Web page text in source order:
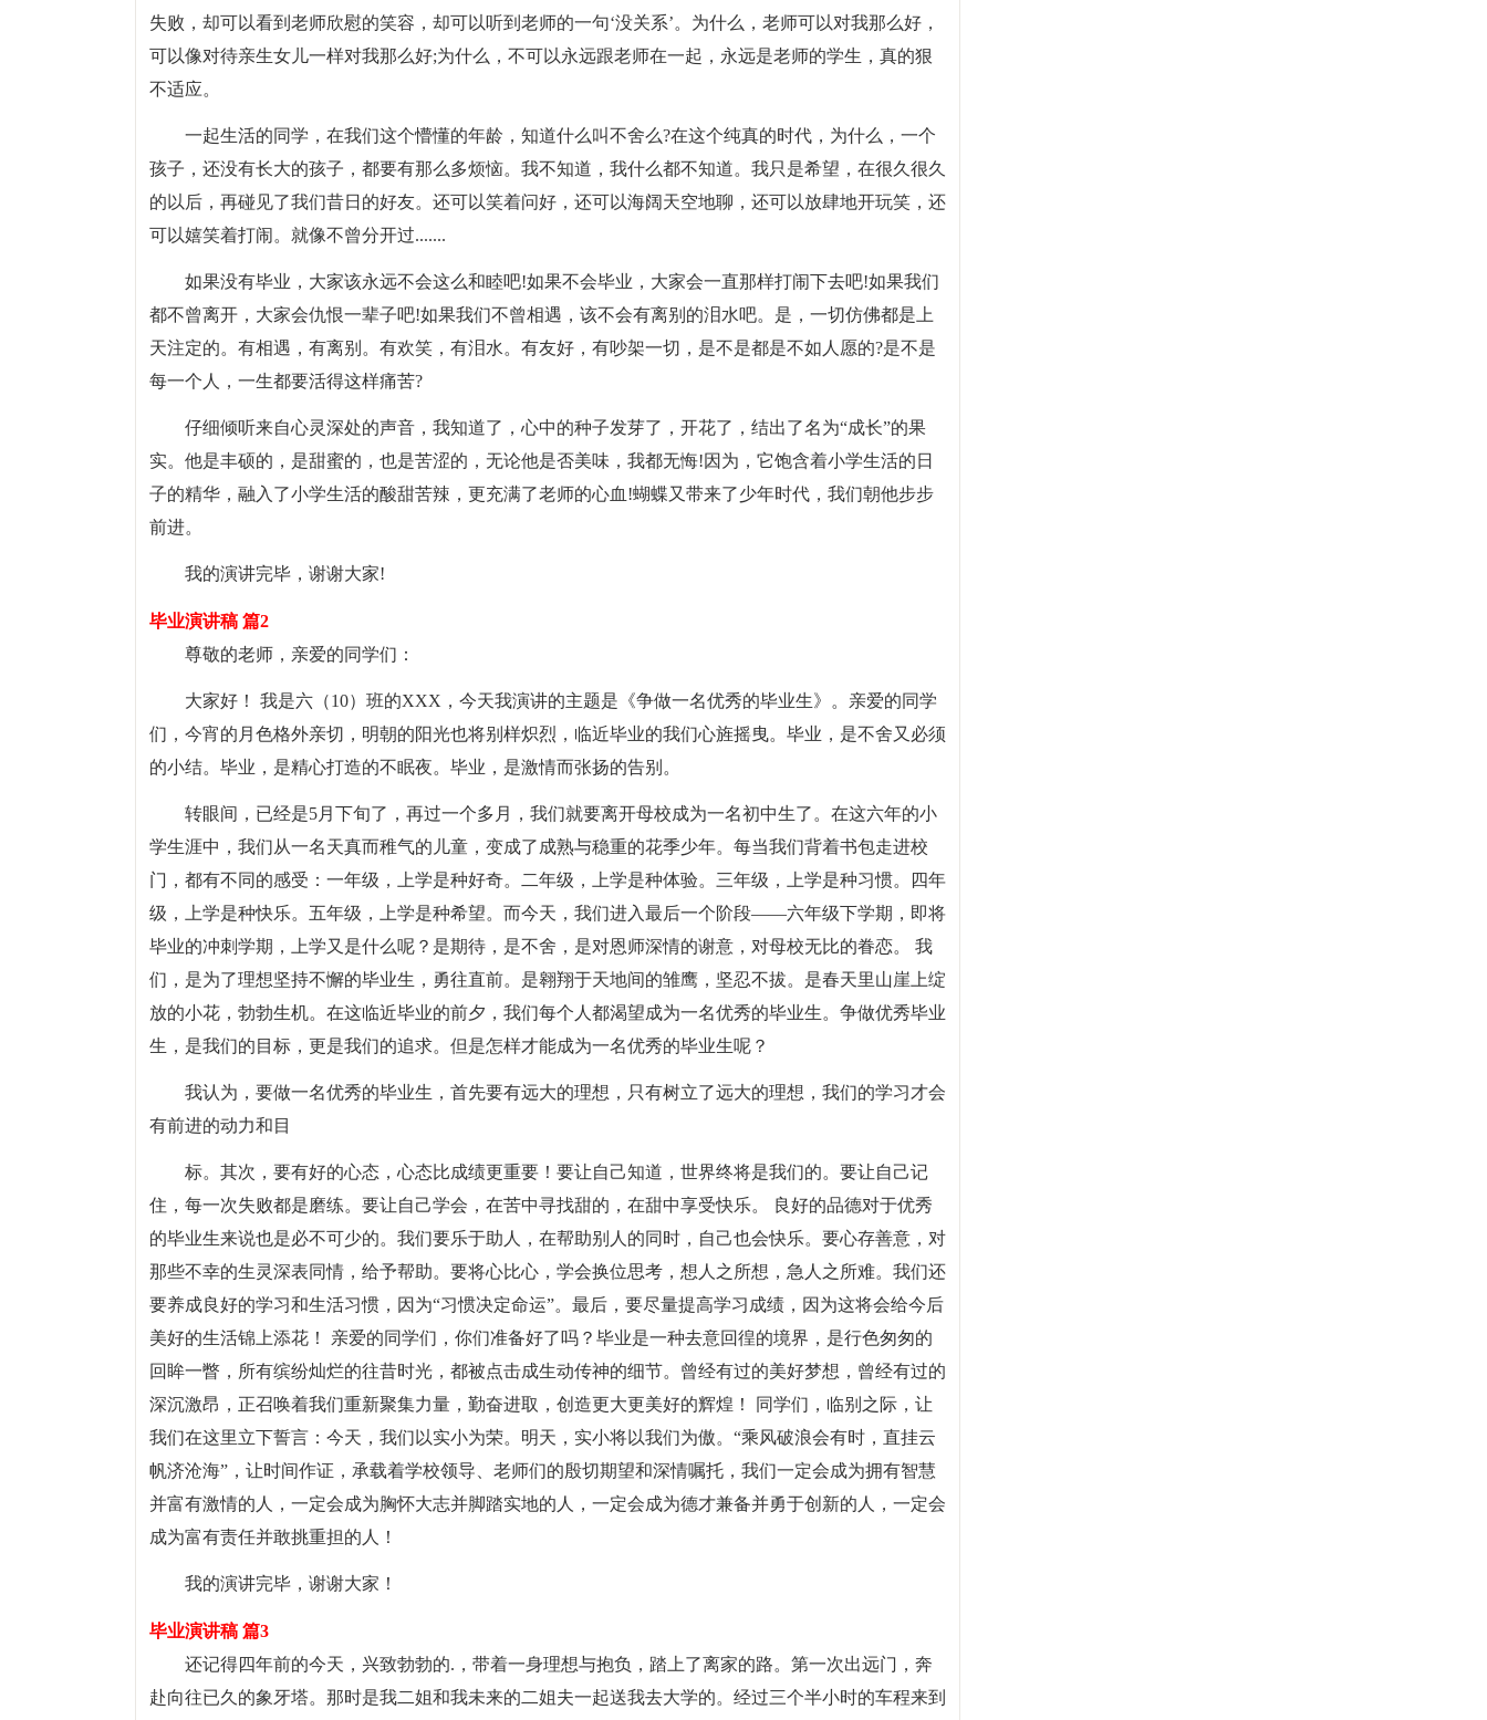
失败，却可以看到老师欣慰的笑容，却可以听到老师的一句‘没关系’。为什么，老师可以对我那么好，
可以像对待亲生女儿一样对我那么好;为什么，不可以永远跟老师在一起，永远是老师的学生，真的狠
不适应。
一起生活的同学，在我们这个懵懂的年龄，知道什么叫不舍么?在这个纯真的时代，为什么，一个
孩子，还没有长大的孩子，都要有那么多烦恼。我不知道，我什么都不知道。我只是希望，在很久很久
的以后，再碰见了我们昔日的好友。还可以笑着问好，还可以海阔天空地聊，还可以放肆地开玩笑，还
可以嬉笑着打闹。就像不曾分开过.......
如果没有毕业，大家该永远不会这么和睦吧!如果不会毕业，大家会一直那样打闹下去吧!如果我们
都不曾离开，大家会仇恨一辈子吧!如果我们不曾相遇，该不会有离别的泪水吧。是，一切仿佛都是上
天注定的。有相遇，有离别。有欢笑，有泪水。有友好，有吵架一切，是不是都是不如人愿的?是不是
每一个人，一生都要活得这样痛苦?
仔细倾听来自心灵深处的声音，我知道了，心中的种子发芽了，开花了，结出了名为“成长”的果
实。他是丰硕的，是甜蜜的，也是苦涩的，无论他是否美味，我都无悔!因为，它饱含着小学生活的日
子的精华，融入了小学生活的酸甜苦辣，更充满了老师的心血!蝴蝶又带来了少年时代，我们朝他步步
前进。
我的演讲完毕，谢谢大家!
毕业演讲稿 篇2
尊敬的老师，亲爱的同学们：
大家好！ 我是六（10）班的XXX，今天我演讲的主题是《争做一名优秀的毕业生》。亲爱的同学
们，今宵的月色格外亲切，明朝的阳光也将别样炽烈，临近毕业的我们心旌摇曳。毕业，是不舍又必须
的小结。毕业，是精心打造的不眠夜。毕业，是激情而张扬的告别。
转眼间，已经是5月下旬了，再过一个多月，我们就要离开母校成为一名初中生了。在这六年的小
学生涯中，我们从一名天真而稚气的儿童，变成了成熟与稳重的花季少年。每当我们背着书包走进校
门，都有不同的感受：一年级，上学是种好奇。二年级，上学是种体验。三年级，上学是种习惯。四年
级，上学是种快乐。五年级，上学是种希望。而今天，我们进入最后一个阶段——六年级下学期，即将
毕业的冲刺学期，上学又是什么呢？是期待，是不舍，是对恩师深情的谢意，对母校无比的眷恋。 我
们，是为了理想坚持不懈的毕业生，勇往直前。是翱翔于天地间的雏鹰，坚忍不拔。是春天里山崖上绽
放的小花，勃勃生机。在这临近毕业的前夕，我们每个人都渴望成为一名优秀的毕业生。争做优秀毕业
生，是我们的目标，更是我们的追求。但是怎样才能成为一名优秀的毕业生呢？
我认为，要做一名优秀的毕业生，首先要有远大的理想，只有树立了远大的理想，我们的学习才会
有前进的动力和目
标。其次，要有好的心态，心态比成绩更重要！要让自己知道，世界终将是我们的。要让自己记
住，每一次失败都是磨练。要让自己学会，在苦中寻找甜的，在甜中享受快乐。 良好的品德对于优秀
的毕业生来说也是必不可少的。我们要乐于助人，在帮助别人的同时，自己也会快乐。要心存善意，对
那些不幸的生灵深表同情，给予帮助。要将心比心，学会换位思考，想人之所想，急人之所难。我们还
要养成良好的学习和生活习惯，因为“习惯决定命运”。最后，要尽量提高学习成绩，因为这将会给今后
美好的生活锦上添花！ 亲爱的同学们，你们准备好了吗？毕业是一种去意回徨的境界，是行色匆匆的
回眸一瞥，所有缤纷灿烂的往昔时光，都被点击成生动传神的细节。曾经有过的美好梦想，曾经有过的
深沉激昂，正召唤着我们重新聚集力量，勤奋进取，创造更大更美好的辉煌！ 同学们，临别之际，让
我们在这里立下誓言：今天，我们以实小为荣。明天，实小将以我们为傲。“乘风破浪会有时，直挂云
帆济沧海”，让时间作证，承载着学校领导、老师们的殷切期望和深情嘱托，我们一定会成为拥有智慧
并富有激情的人，一定会成为胸怀大志并脚踏实地的人，一定会成为德才兼备并勇于创新的人，一定会
成为富有责任并敢挑重担的人！
我的演讲完毕，谢谢大家！
毕业演讲稿 篇3
还记得四年前的今天，兴致勃勃的.，带着一身理想与抱负，踏上了离家的路。第一次出远门，奔
赴向往已久的象牙塔。那时是我二姐和我未来的二姐夫一起送我去大学的。经过三个半小时的车程来到